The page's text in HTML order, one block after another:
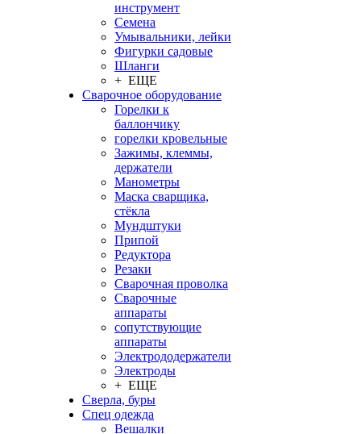
инструмент
Семена
Умывальники, лейки
Фигурки садовые
Шланги
+ ЕЩЕ
Сварочное оборудование
Горелки к
баллончику
горелки кровельные
Зажимы, клеммы,
держатели
Манометры
Маска сварщика,
стёкла
Мундштуки
Припой
Редуктора
Резаки
Сварочная проволка
Сварочные
аппараты
сопутствующие
аппараты
Электрододержатели
Электроды
+ ЕЩЕ
Сверла, буры
Спец одежда
Вешалки